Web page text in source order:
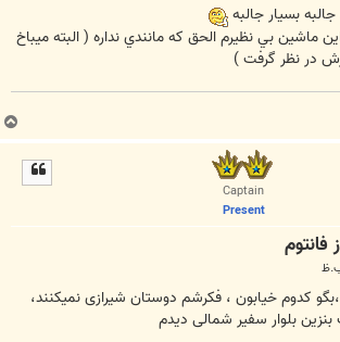
بسيار جالبه
ماشين بي نظيرم الحق كه مانندي نداره ( البته ميباخ
در نظر گرفت )
Captain
Present
کدوم خیابون ، فکرشم دوستان شیرازی نمیکنند،
بلوار سفیر شمالی دیدم